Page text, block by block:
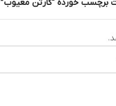
برچسب خورده “کارتن معیوب”